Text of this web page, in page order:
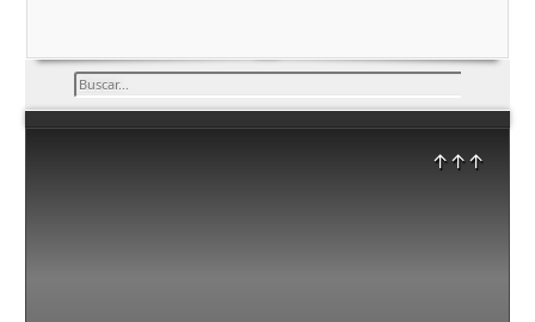
Buscar...
↑↑↑